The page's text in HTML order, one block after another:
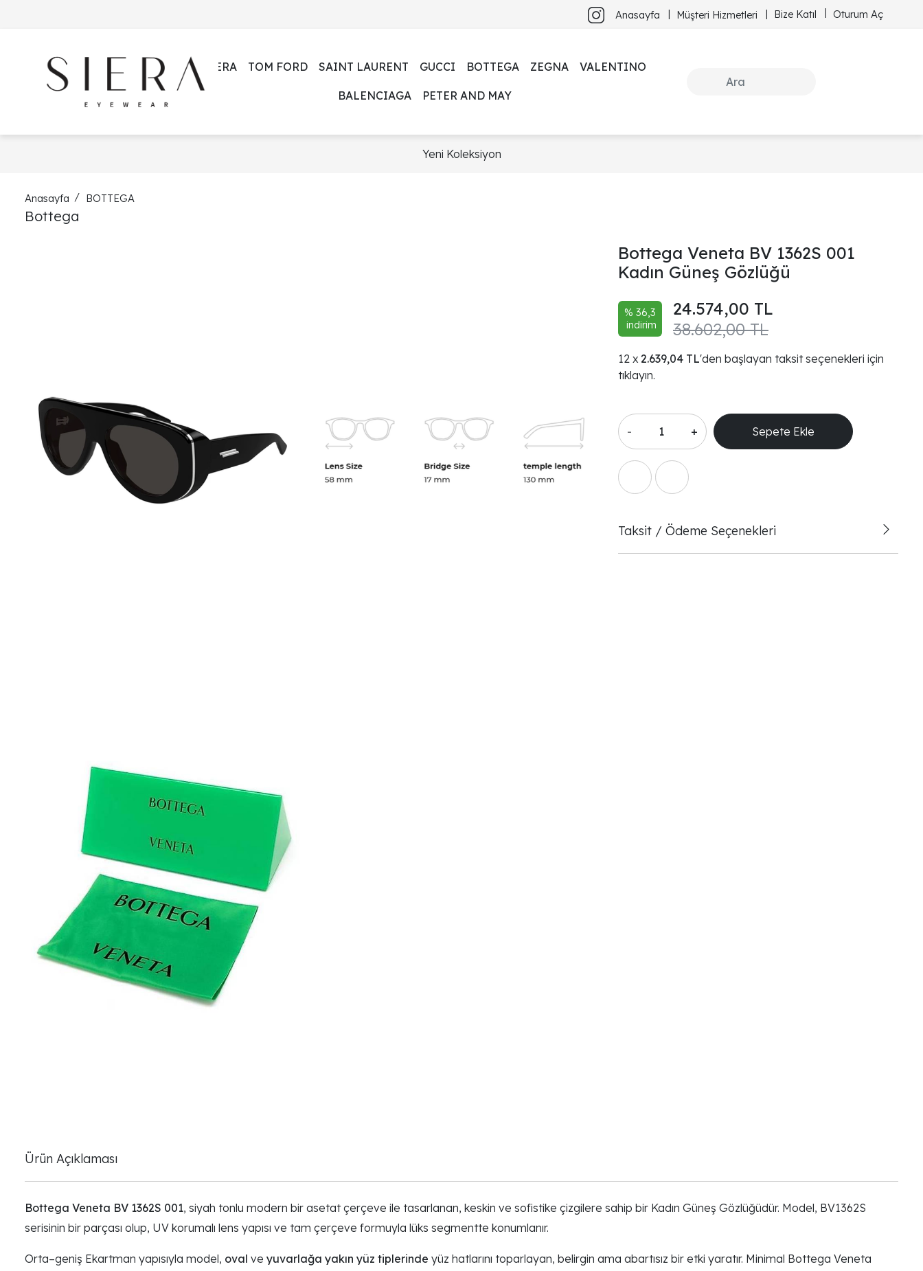
Anasayfa Müşteri Hizmetleri Bize Katıl Oturum Aç
SIERA TOM FORD SAINT LAURENT GUCCI BOTTEGA ZEGNA VALENTINO
BALENCIAGA PETER AND MAY
Yeni Koleksiyon
Anasayfa BOTTEGA
Bottega
Bottega Veneta BV 1362S 001
Kadın Güneş Gözlüğü
% 36,3
indirim
38.602,00 TL
24.574,00 TL
2.639,04 TL'den başlayan taksit seçenekleri için
tıklayın.
- + Sepete Ekle
Taksit / Ödeme Seçenekleri
Ürün Açıklaması
Bottega Veneta BV 1362S 001, siyah tonlu modern bir asetat çerçeve ile tasarlanan, keskin ve sofistike çizgilere sahip bir Kadın Güneş Gözlüğüdür. Model, BV1362S
serisinin bir parçası olup, UV korumalı lens yapısı ve tam çerçeve formuyla lüks segmentte konumlanır.
Orta–geniş Ekartman yapısıyla model, oval ve yuvarlağa yakın yüz tiplerinde yüz hatlarını toparlayan, belirgin ama abartısız bir etki yaratır. Minimal Bottega Veneta